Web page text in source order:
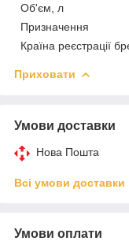
Об'єм, л
Призначення
Країна реєстрації
Приховати
Умови доставки
Нова Пошта
Всі умови доставки
Умови оплати